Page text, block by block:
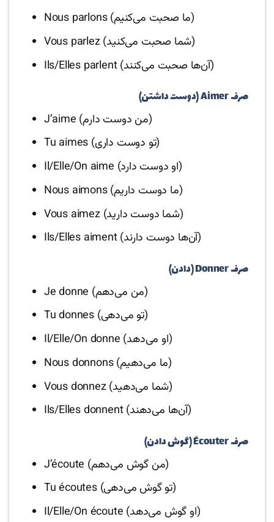
Nous parlons (ما صحبت می‌کنیم)
Vous parlez (شما صحبت می‌کنید)
Ils/Elles parlent (آن‌ها صحبت می‌کنند)
صرف Aimer (دوست داشتن)
J’aime (من دوست دارم)
Tu aimes (تو دوست داری)
Il/Elle/On aime (او دوست دارد)
Nous aimons (ما دوست داریم)
Vous aimez (شما دوست دارید)
Ils/Elles aiment (آن‌ها دوست دارند)
صرف Donner (دادن)
Je donne (من می‌دهم)
Tu donnes (تو می‌دهی)
Il/Elle/On donne (او می‌دهد)
Nous donnons (ما می‌دهیم)
Vous donnez (شما می‌دهید)
Ils/Elles donnent (آن‌ها می‌دهند)
صرف Écouter (گوش دادن)
J’écoute (من گوش می‌دهم)
Tu écoutes (تو گوش می‌دهی)
Il/Elle/On écoute (او گوش می‌دهد)